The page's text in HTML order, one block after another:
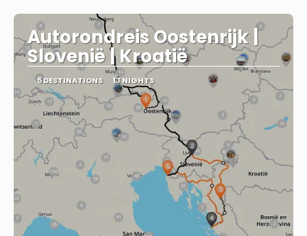
Autorondreis Oostenrijk |
Slovenië | Kroatië
5 DESTINATIONS 13 NIGHTS